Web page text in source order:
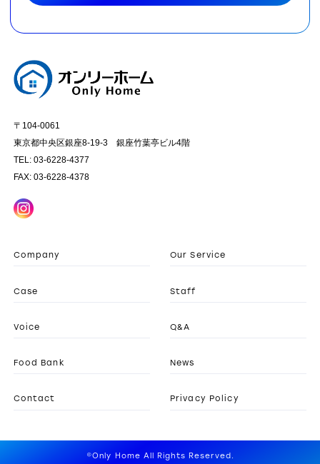
〒104-0061
東京都中央区銀座8-19-3 銀座竹葉亭ビル4階
TEL: 03-6228-4377
FAX: 03-6228-4378
Company Our Service
Case Staff
Voice Q&A
Food Bank News
Contact Privacy Policy
©Only Home All Rights Reserved.